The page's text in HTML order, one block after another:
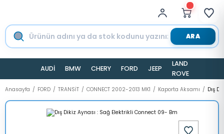
ARA
AUDİ BMW CHERY FORD JEEP
LAND
ROVER
Anasayfa FORD TRANSİT CONNECT 2002-2013 MK1 Kaporta Aksamı Dış